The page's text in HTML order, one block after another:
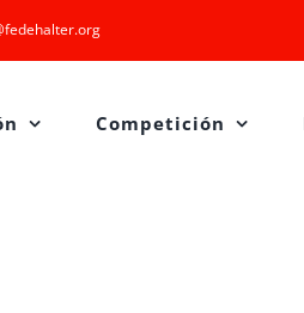
Competición